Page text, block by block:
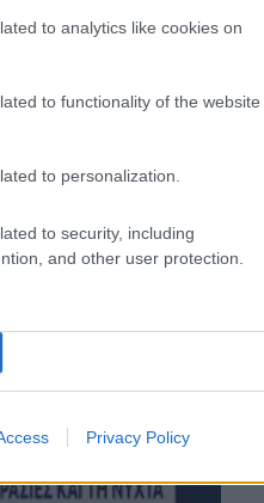
to analytics like cookies on
to functionality of the website
to personalization.
to security, including
and other user protection.
Privacy Policy